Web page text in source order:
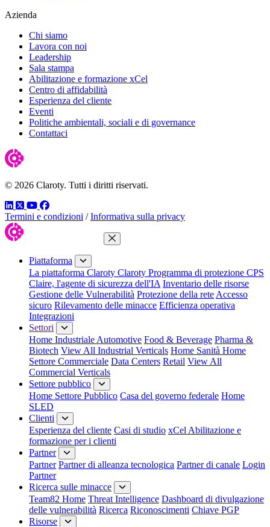
Azienda
Chi siamo
Lavora con noi
Leadership
Sala stampa
Abilitazione e formazione xCel
Centro di affidabilità
Esperienza del cliente
Eventi
Politiche ambientali, sociali e di governance
Contattaci
© 2026 Claroty. Tutti i diritti riservati.
LinkedIn
TwitterYouTube
Facebook
Termini e condizioni / Informativa sulla privacy
Chiudi menu
Piattaforma
La piattaforma Claroty Claroty Programma di protezione CPS
Claire, l'agente di sicurezza dell'IA Inventario delle risorse
Gestione delle Vulnerabilità Protezione della rete Accesso
sicuro Rilevamento delle minacce Efficienza operativa
Integrazioni
Settori
Home Industriale Automotive Food & Beverage Pharma &
Biotech View All Industrial Verticals Home Sanità Home
Settore Commerciale Data Centers Retail View All
Commercial Verticals
Settore pubblico
Home Settore Pubblico Casa del governo federale Home
SLED
Clienti
Esperienza del cliente Casi di studio xCel Abilitazione e
formazione per i clienti
Partner
Partner Partner di alleanza tecnologica Partner di canale Login
Partner
Ricerca sulle minacce
Team82 Home Threat Intelligence Dashboard di divulgazione
delle vulnerabilità Ricerca Riconoscimenti Chiave PGP
Risorse